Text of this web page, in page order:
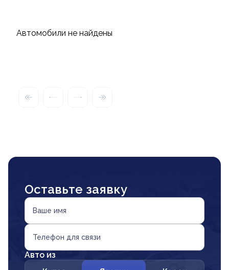
Автомобили не найдены
Оставьте заявку
Ваше имя
Телефон для связи
Авто из